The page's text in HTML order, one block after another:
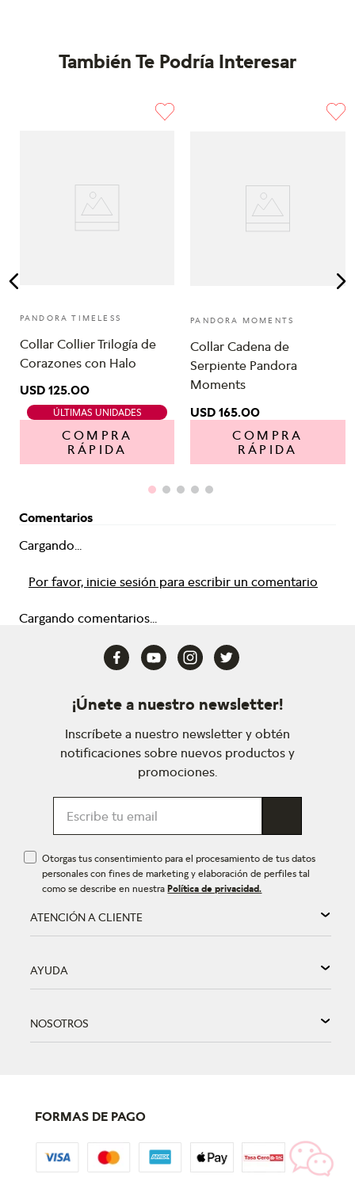
También Te Podría Interesar
PANDORA TIMELESS
Collar Collier Trilogía de
Corazones con Halo
USD 125.00
ÚLTIMAS UNIDADES
COMPRA
RÁPIDA
PANDORA MOMENTS
Collar Cadena de
Serpiente Pandora
Moments
USD 165.00
COMPRA
RÁPIDA
Comentarios
Cargando...
Por favor, inicie sesión para escribir un comentario
Cargando comentarios...
¡Únete a nuestro newsletter!
Inscríbete a nuestro newsletter y obtén
notificaciones sobre nuevos productos y
promociones.
Otorgas tus consentimiento para el procesamiento de tus datos
personales con fines de marketing y elaboración de perfiles tal
como se describe en nuestraPolítica de privacidad.
ATENCIÓN A CLIENTE
AYUDA
NOSOTROS
FORMAS DE PAGO